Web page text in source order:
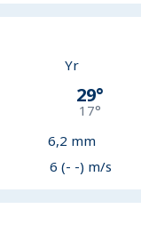
Yr
29°
17°
6,2 mm
6 (- -) m/s